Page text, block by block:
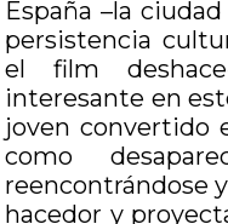
España –la
persistencia
el film
interesante en
joven convertido
como
reencontrándose
hacedor y